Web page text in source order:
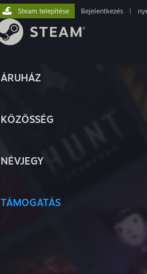
ÁRUHÁZ
KÖZÖSSÉG
NÉVJEGY
TÁMOGATÁS
Steam telepítése Bejelentkezés